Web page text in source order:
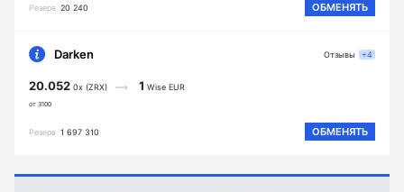
Резерв 20 240 ОБМЕНЯТЬ
Darken
20.052 0x (ZRX)
от 3100
1 Wise EUR
Резерв 1 697 310 ОБМЕНЯТЬ
Отзывы +4